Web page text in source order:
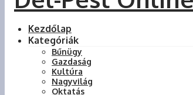
Kezdőlap
Kategóriák
Bűnügy
Gazdaság
Kultúra
Nagyvilág
Oktatás